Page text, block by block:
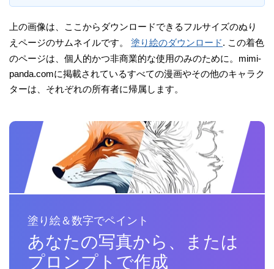
上の画像は、ここからダウンロードできるフルサイズのぬり
えページのサムネイルです。 塗り絵のダウンロード. この着色
のページは、個人的かつ非商業的な使用のみのために。mimi-
panda.comに掲載されているすべての漫画やその他のキャラク
ターは、それぞれの所有者に帰属します。
塗り絵＆数字でペイント
あなたの写真から、または
プロンプトで作成